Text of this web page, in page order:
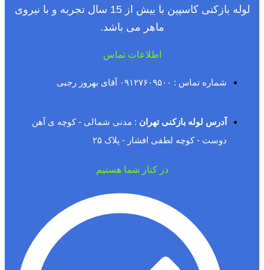
لوله بازکنی کاسپین با بیش از 15 سال تجربه و با نیروی
ماهر می باشد.
اطلاعات تماس
شماره تماس : ۰۹۱۲۷۶۰۹۵۰۰ آقای بهروز رجبی
آدرس لوله بازکنی تهران : مدنی شمالی - کوچه ی آهن
دوست - کوچه لطفی افشار - پلاک ۲۵
در کنار شما هستیم